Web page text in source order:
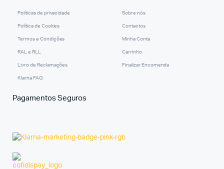
Políticas de privacidade
Política de Cookies
Termos e Condições
RAL e RLL
Livro de Reclamações
Klarna FAQ
Sobre nós
Contactos
Minha Conta
Carrinho
Finalizar Encomenda
Pagamentos Seguros